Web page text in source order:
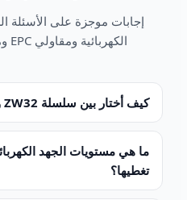
إجابات موجزة على الأسئلة
الكهربائية ومقاولي EPC ومرافق الخدمات العامة.
كيف أختار بين سلسلة ZW32 و ZW20 و VS1 و LZND؟
ما هي مستويات الجهد
تغطيها؟